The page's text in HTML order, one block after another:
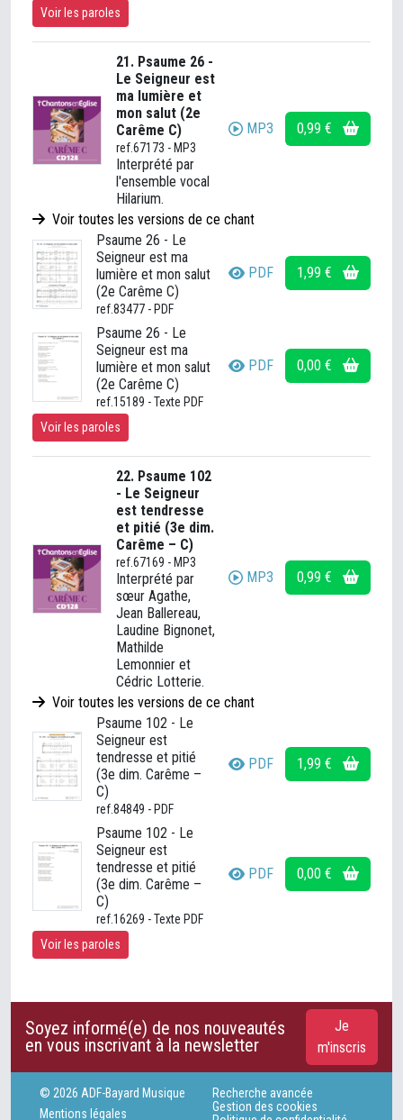
Voir les paroles
21. Psaume 26 -
Le Seigneur est
ma lumière et
mon salut (2e
Carême C)
ref.67173 - MP3
Interprété par
l'ensemble vocal
Hilarium.
MP3 0,99 €
Voir toutes les versions de ce chant
Psaume 26 - Le
Seigneur est ma
lumière et mon salut
(2e Carême C)
ref.83477 - PDF
PDF 1,99 €
Psaume 26 - Le
Seigneur est ma
lumière et mon salut
(2e Carême C)
ref.15189 - Texte PDF
PDF 0,00 €
Voir les paroles
22. Psaume 102
- Le Seigneur
est tendresse
et pitié (3e dim.
Carême – C)
ref.67169 - MP3
Interprété par
sœur Agathe,
Jean Ballereau,
Laudine Bignonet,
Mathilde
Lemonnier et
Cédric Lotterie.
MP3 0,99 €
Voir toutes les versions de ce chant
Psaume 102 - Le
Seigneur est
tendresse et pitié
(3e dim. Carême –
C)
ref.84849 - PDF
PDF 1,99 €
Psaume 102 - Le
Seigneur est
tendresse et pitié
(3e dim. Carême –
C)
ref.16269 - Texte PDF
PDF 0,00 €
Voir les paroles
Soyez informé(e) de nos nouveautés
en vous inscrivant à la newsletter
Je
m'inscris
© 2026 ADF-Bayard Musique
Mentions légales
Recherche avancée
Gestion des cookies